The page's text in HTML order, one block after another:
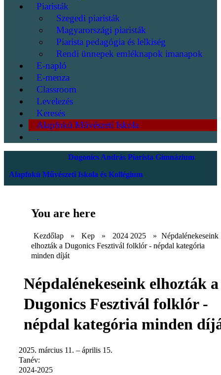
Piaristák
Szegedi piaristák
Magyarországi piaristák
Piarista pedagógia és lelkiség
Rendi ünnepek emléknapok imanapok
E-napló
E-menza
Classroom
Levelezés
Keresés
Alapfokú Művészeti Iskola
.
Dugonics András Piarista Gimnázium
Alapfokú Művészeti Iskola és Kollégium
You are here
Kezdőlap » Kep » 2024 2025 » Népdalénekeseink
elhozták a Dugonics Fesztivál folklór - népdal kategória
minden díját
Népdalénekeseink elhozták a
Dugonics Fesztivál folklór -
népdal kategória minden
2025. március 11. – április 15.
Tanév:
2024-2025